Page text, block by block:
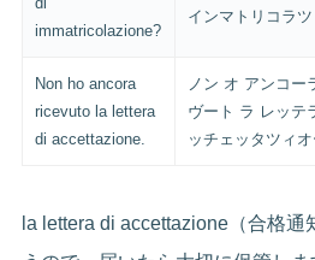
immatricolazione?
インマトリコラ
Non ho ancora
ricevuto la lettera
di accettazione.
ノン オ アンコー
ヴート ラ レッテ
ッチェッタツィ
la lettera di accettazione（合格通